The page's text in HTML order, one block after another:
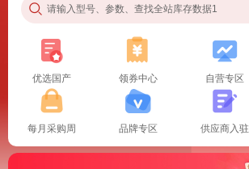
请输入型号、参数、查找全站库存数据1
优选国产 领券中心 自营专区
每月采购周 品牌专区 供应商入驻